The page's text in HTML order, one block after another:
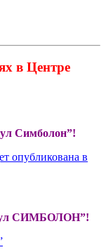
в Центре
Симболон”!
опубликована в
СИМБОЛОН”!